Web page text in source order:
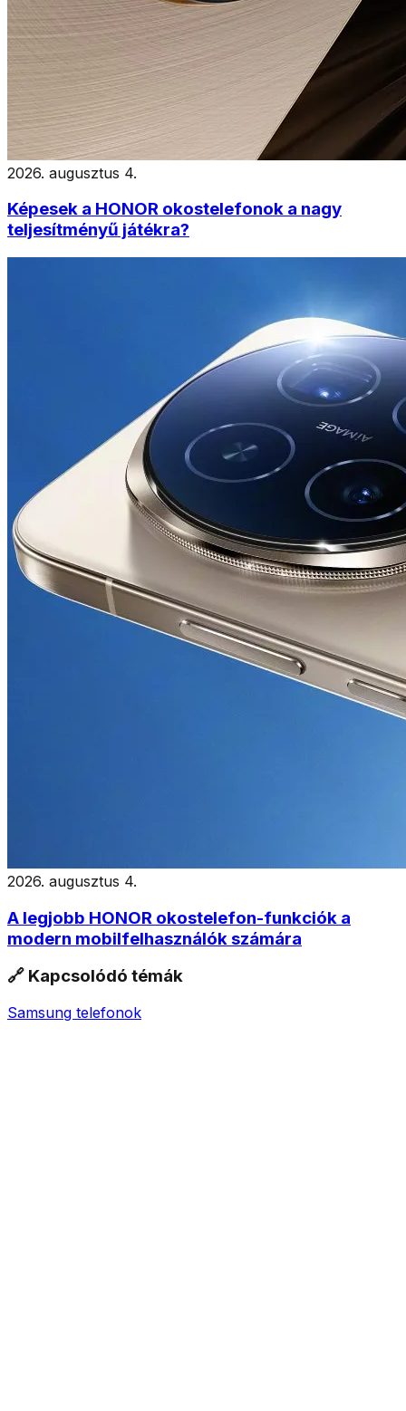
2026. augusztus 4.
Képesek a HONOR okostelefonok a nagy
teljesítményű játékra?
2026. augusztus 4.
A legjobb HONOR okostelefon-funkciók a
modern mobilfelhasználók számára
🔗 Kapcsolódó témák
Samsung telefonok